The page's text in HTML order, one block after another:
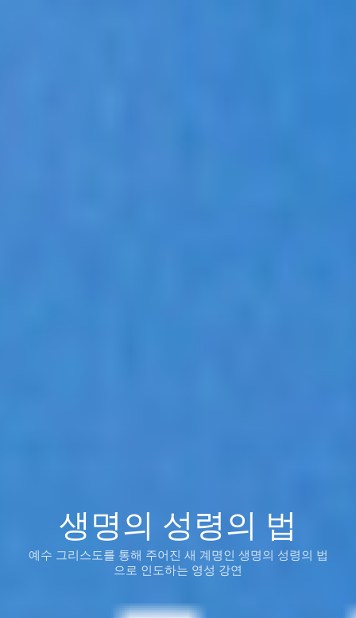
생명의 성령의 법
예수 그리스도를 통해 주어진 새 계명인 생명의 성령의 법
으로 인도하는 영성 강연